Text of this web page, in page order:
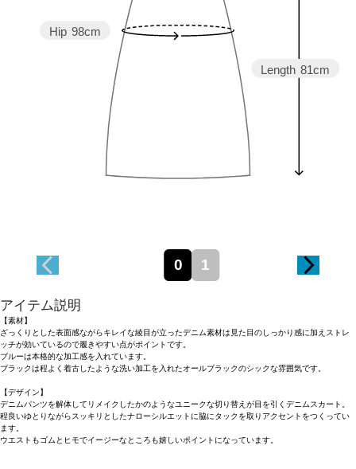
Length 81cm
Hip 98cm
0 1
アイテム説明
【素材】
ざっくりとした表面感ながらキレイな綾目が立ったデニム素材は見た目のしっかり感に加えストレ
ッチが効いているので履きやすい点がポイントです。
ブルーは本格的な加工感を入れています。
ブラックは程よく着古したような洗い加工を入れたオールブラックのシックな雰囲気です。
【デザイン】
デニムパンツを解体してリメイクしたかのようなユニークな切り替えが目を引くデニムスカート。
程良いゆとりながらスッキリとしたナローシルエットに脇にタックを取りアクセントをつくってい
ます。
ウエストもゴムとヒモでイージーなところも嬉しいポイントになっています。